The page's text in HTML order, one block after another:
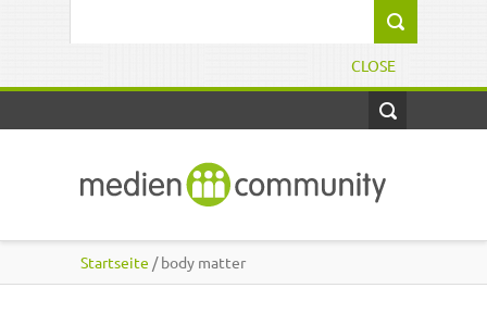
CLOSE
Startseite / body matter